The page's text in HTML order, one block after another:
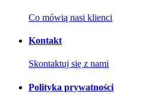
Co mówią nasi klienci
Kontakt
Skontaktuj się z nami
Polityka prywatności